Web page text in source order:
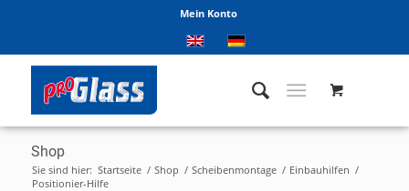
Mein Konto
Shop
Sie sind hier: Startseite / Shop / Scheibenmontage / Einbauhilfen /
Positionier-Hilfe